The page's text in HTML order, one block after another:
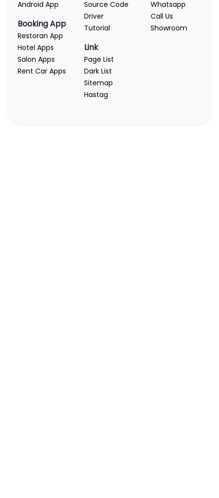
Android App
Booking App
Restoran App
Hotel Apps
Salon Apps
Rent Car Apps
Source Code
Driver
Tutorial
Link
Page List
Dark List
Sitemap
Hastag
Whatsapp
Call Us
Showroom